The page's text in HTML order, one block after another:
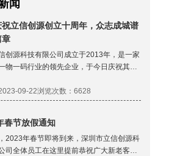
闻
立信创源创立十周年，众志成城谱
章
创源科技有限公司成立于2013年，是一家
物一码行业的领先企业，于今日庆祝其创
过去十年中的成长和发展，感谢每一位同
付出和无私奉献，也感谢我们的客户的支
09-22浏览次数：6628
春节放假通知
2023年春节即将到来，深圳市立信创源科
司全体员工在这里提前恭祝广大新老客户